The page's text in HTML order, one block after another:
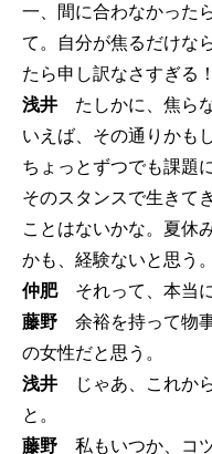
一、間に合わなかった
て。自分が焦るだけな
たら申し訳なさすぎる！
浅井 たしかに、焦ら
いえば、その通りかも
ちょっとずつでも課題
そのスタンスで生きて
ことはないかな。夏休
かも、経験ないと思う。
仲肥それって、本当に
藤野 余裕を持って物
の女性だと思う。
浅井 じゃあ、これか
と。
藤野 私もいつか、コ